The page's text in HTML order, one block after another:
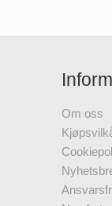
Om oss